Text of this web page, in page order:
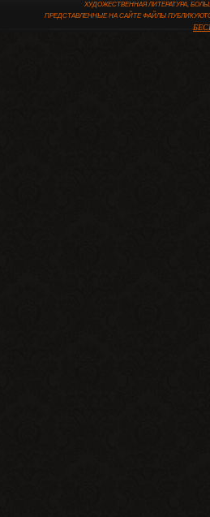
ХУДОЖЕСТВЕННАЯ ЛИТЕРАТУРА,
ПРЕДСТАВЛЕННЫЕ НА САЙТЕ ФАЙЛЫ